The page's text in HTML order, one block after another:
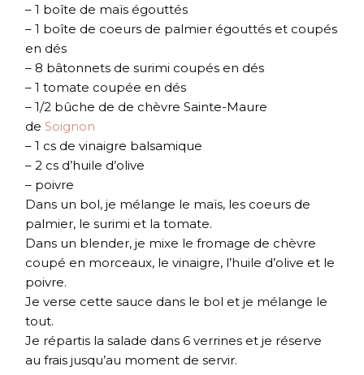
– 1 boîte de maïs égouttés
– 1 boîte de coeurs de palmier égouttés et coupés
en dés
– 8 bâtonnets de surimi coupés en dés
– 1 tomate coupée en dés
– 1/2 bûche de de chèvre Sainte-Maure
deSoignon
– 1 cs de vinaigre balsamique
– 2 cs d’huile d’olive
– poivre
Dans un bol, je mélange le maïs, les coeurs de
palmier, le surimi et la tomate.
Dans un blender, je mixe le fromage de chèvre
coupé en morceaux, le vinaigre, l’huile d’olive et le
poivre.
Je verse cette sauce dans le bol et je mélange le
tout.
Je répartis la salade dans 6 verrines et je réserve
au frais jusqu’au moment de servir.